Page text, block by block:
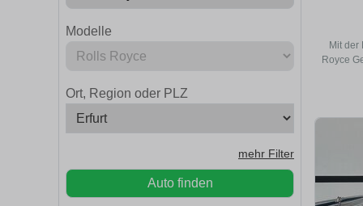
Modelle
Ort, Region oder PLZ
mehr Filter
Auto finden
Mit der
Royce